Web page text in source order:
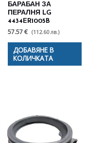
БАРАБАН ЗА
ПЕРАЛНЯ LG
4434ER1005B
57.57 € (112.60 лв.)
ДОБАВЯНЕ В
КОЛИЧКАТА